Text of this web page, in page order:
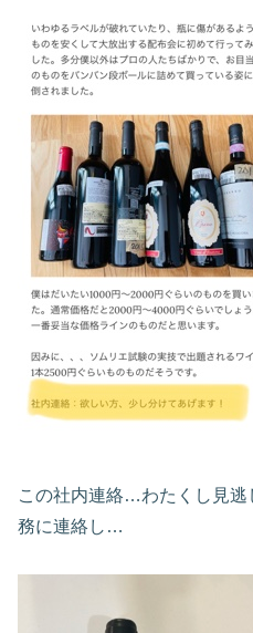
この社内連絡…わたくし見逃
務に連絡し…